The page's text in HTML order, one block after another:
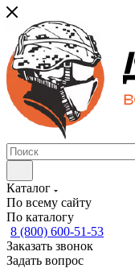
Каталог
По всему сайту
По каталогу
8 (800) 600-51-53
Заказать звонок
Задать вопрос